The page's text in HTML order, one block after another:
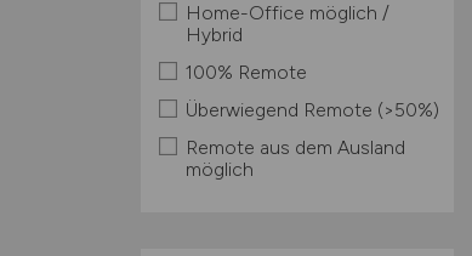
Home-Office möglich /
Hybrid
100% Remote
Überwiegend Remote (>50%)
Remote aus dem Ausland
möglich